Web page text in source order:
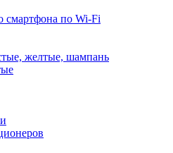
смартфона по Wi-Fi
желтые, шампань